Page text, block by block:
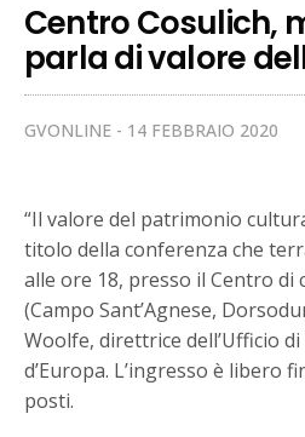
Centro Cosulich,
parla di valore
GVONLINE 14 FEBBRAIO 2020
“Il valore del patrimonio
titolo della conferenza che
alle ore 18, presso il Centro di
(Campo Sant’Agnese,
Woolfe, direttrice dell’Ufficio
d’Europa. L’ingresso è libero
posti.